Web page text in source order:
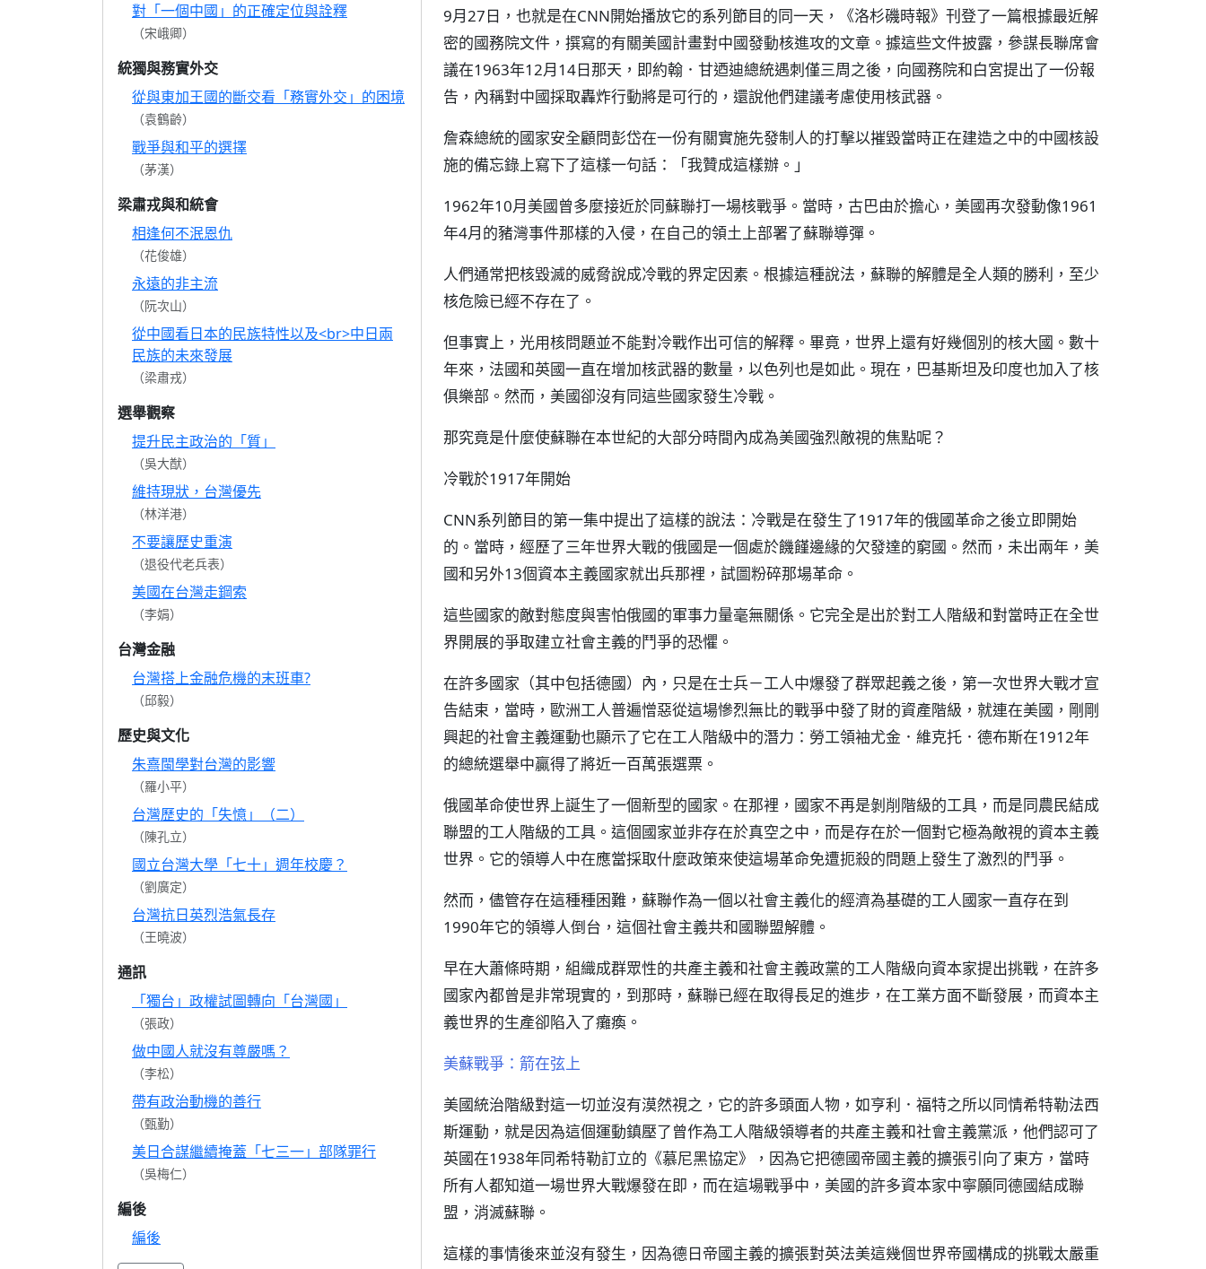
對「一個中國」的正確定位與詮釋
（宋峨卿）
統獨與務實外交
從與東加王國的斷交看「務實外交」的困境
（袁鶴齡）
戰爭與和平的選擇
（茅漢）
梁肅戎與和統會
相逢何不泯恩仇
（花俊雄）
永遠的非主流
（阮次山）
從中國看日本的民族特性以及<br>中日兩
民族的未來發展
（梁肅戎）
選舉觀察
提升民主政治的「質」
（吳大猷）
維持現狀，台灣優先
（林洋港）
不要讓歷史重演
（退役代老兵表）
美國在台灣走鋼索
（李娟）
台灣金融
台灣搭上金融危機的末班車?
（邱毅）
歷史與文化
朱熹閩學對台灣的影響
（羅小平）
台灣歷史的「失憶」（二）
（陳孔立）
國立台灣大學「七十」週年校慶？
（劉廣定）
台灣抗日英烈浩氣長存
（王曉波）
通訊
「獨台」政權試圖轉向「台灣國」
（張政）
做中國人就沒有尊嚴嗎？
（李松）
帶有政治動機的善行
（甄勤）
美日合謀繼續掩蓋「七三一」部隊罪行
（吳梅仁）
編後
編後
9月27日，也就是在CNN開始播放它的系列節目的同一天，《洛杉磯時報》刊登了一篇根據最近解
密的國務院文件，撰寫的有關美國計畫對中國發動核進攻的文章。據這些文件披露，參謀長聯席會
議在1963年12月14日那天，即約翰．甘迺迪總統遇刺僅三周之後，向國務院和白宮提出了一份報
告，內稱對中國採取轟炸行動將是可行的，還說他們建議考慮使用核武器。
詹森總統的國家安全顧問彭岱在一份有關實施先發制人的打擊以摧毀當時正在建造之中的中國核設
施的備忘錄上寫下了這樣一句話：「我贊成這樣辦。」
1962年10月美國曾多麼接近於同蘇聯打一場核戰爭。當時，古巴由於擔心，美國再次發動像1961
年4月的豬灣事件那樣的入侵，在自己的領土上部署了蘇聯導彈。
人們通常把核毀滅的威脅說成冷戰的界定因素。根據這種說法，蘇聯的解體是全人類的勝利，至少
核危險已經不存在了。
但事實上，光用核問題並不能對冷戰作出可信的解釋。畢竟，世界上還有好幾個別的核大國。數十
年來，法國和英國一直在增加核武器的數量，以色列也是如此。現在，巴基斯坦及印度也加入了核
俱樂部。然而，美國卻沒有同這些國家發生冷戰。
那究竟是什麼使蘇聯在本世紀的大部分時間內成為美國強烈敵視的焦點呢？
冷戰於1917年開始
CNN系列節目的第一集中提出了這樣的說法：冷戰是在發生了1917年的俄國革命之後立即開始
的。當時，經歷了三年世界大戰的俄國是一個處於饑饉邊緣的欠發達的窮國。然而，未出兩年，美
國和另外13個資本主義國家就出兵那裡，試圖粉碎那場革命。
這些國家的敵對態度與害怕俄國的軍事力量毫無關係。它完全是出於對工人階級和對當時正在全世
界開展的爭取建立社會主義的鬥爭的恐懼。
在許多國家（其中包括德國）內，只是在士兵－工人中爆發了群眾起義之後，第一次世界大戰才宣
告結束，當時，歐洲工人普遍憎惡從這場慘烈無比的戰爭中發了財的資產階級，就連在美國，剛剛
興起的社會主義運動也顯示了它在工人階級中的潛力：勞工領袖尤金．維克托．德布斯在1912年
的總統選舉中贏得了將近一百萬張選票。
俄國革命使世界上誕生了一個新型的國家。在那裡，國家不再是剝削階級的工具，而是同農民結成
聯盟的工人階級的工具。這個國家並非存在於真空之中，而是存在於一個對它極為敵視的資本主義
世界。它的領導人中在應當採取什麼政策來使這場革命免遭扼殺的問題上發生了激烈的鬥爭。
然而，儘管存在這種種困難，蘇聯作為一個以社會主義化的經濟為基礎的工人國家一直存在到
1990年它的領導人倒台，這個社會主義共和國聯盟解體。
早在大蕭條時期，組織成群眾性的共產主義和社會主義政黨的工人階級向資本家提出挑戰，在許多
國家內都曾是非常現實的，到那時，蘇聯已經在取得長足的進步，在工業方面不斷發展，而資本主
義世界的生產卻陷入了癱瘓。
美蘇戰爭：箭在弦上
美國統治階級對這一切並沒有漠然視之，它的許多頭面人物，如亨利．福特之所以同情希特勒法西
斯運動，就是因為這個運動鎮壓了曾作為工人階級領導者的共產主義和社會主義黨派，他們認可了
英國在1938年同希特勒訂立的《慕尼黑協定》，因為它把德國帝國主義的擴張引向了東方，當時
所有人都知道一場世界大戰爆發在即，而在這場戰爭中，美國的許多資本家中寧願同德國結成聯
盟，消滅蘇聯。
這樣的事情後來並沒有發生，因為德日帝國主義的擴張對英法美這幾個世界帝國構成的挑戰太嚴重